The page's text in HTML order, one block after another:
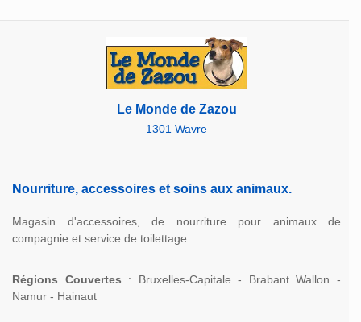
Le Monde de Zazou
1301 Wavre
Nourriture, accessoires et soins aux animaux.
Magasin d'accessoires, de nourriture pour animaux de
compagnie et service de toilettage.
Régions Couvertes : Bruxelles-Capitale - Brabant Wallon -
Namur - Hainaut